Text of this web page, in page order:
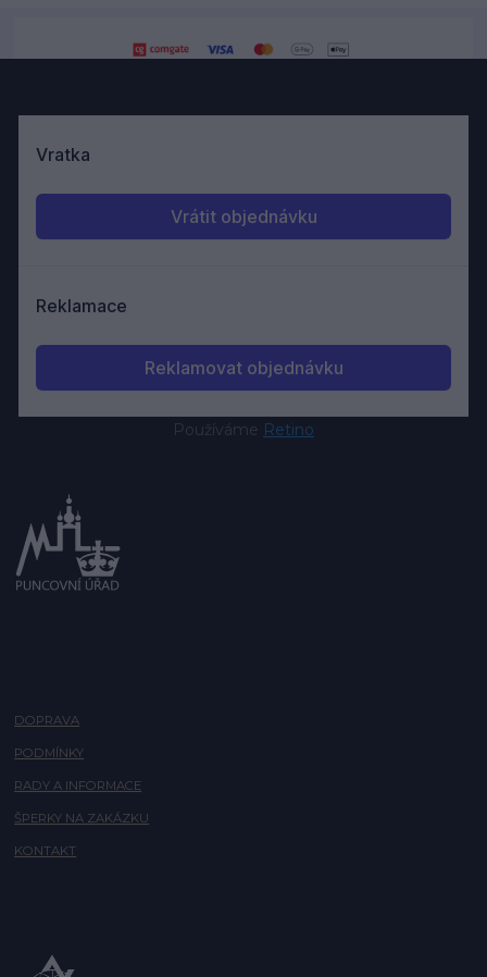
Používáme Retino
DOPRAVA
PODMÍNKY
RADY A INFORMACE
ŠPERKY NA ZAKÁZKU
KONTAKT